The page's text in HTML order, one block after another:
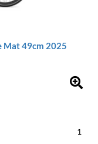
Mat 49cm 2025
1